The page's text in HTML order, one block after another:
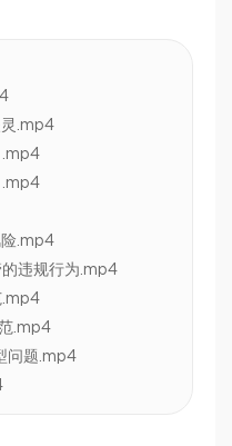
灵.mp4
.mp4
.mp4
险.mp4
违规行为.mp4
.mp4
.mp4
问题.mp4